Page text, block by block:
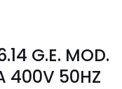
G.E. MOD.
400V 50HZ